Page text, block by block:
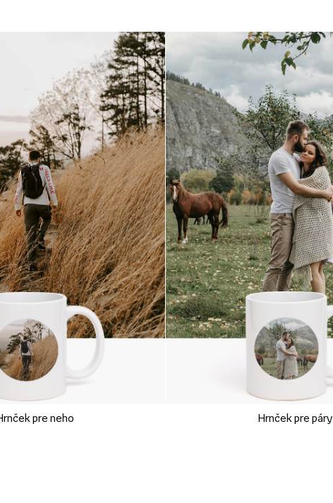
pre neho Hrnček pre páry